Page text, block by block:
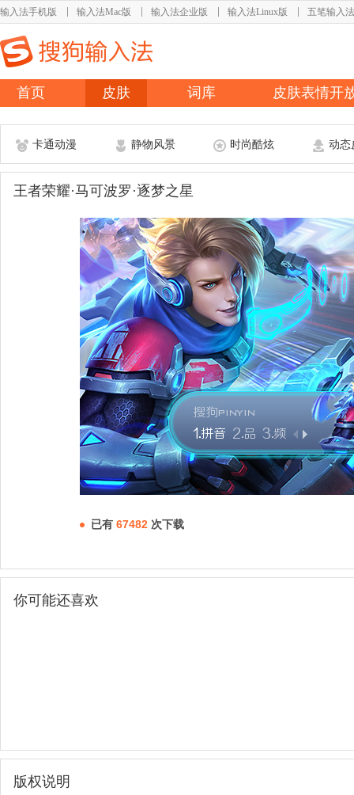
输入法手机版 输入法Mac版 输入法企业版 输入法Linux版 五笔输入法
首页 皮肤 词库 皮肤表情开
卡通动漫 静物风景 时尚酷炫 动态
王者荣耀·马可波罗·逐梦之星
已有 67482 次下载
你可能还喜欢
版权说明